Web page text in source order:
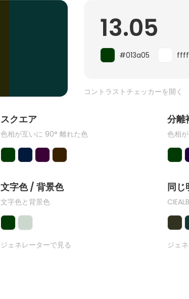
13.05
#013a05
コントラストチェッカーを開く
スクエア
色相が互いに 90° 離れた色
分離
色相
文字色 / 背景色
文字色と背景色
ジェネレーターで見る
同じ
ジェ